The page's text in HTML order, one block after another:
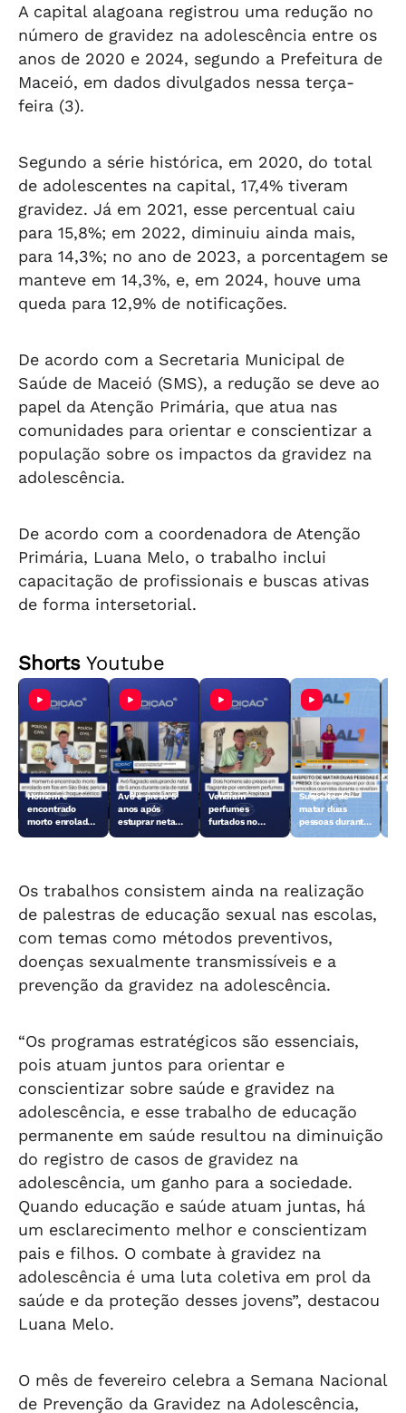
A capital alagoana registrou uma redução no
número de gravidez na adolescência entre os
anos de 2020 e 2024, segundo a Prefeitura de
Maceió, em dados divulgados nessa terça-
feira (3).
Segundo a série histórica, em 2020, do total
de adolescentes na capital, 17,4% tiveram
gravidez. Já em 2021, esse percentual caiu
para 15,8%; em 2022, diminuiu ainda mais,
para 14,3%; no ano de 2023, a porcentagem se
manteve em 14,3%, e, em 2024, houve uma
queda para 12,9% de notificações.
De acordo com a Secretaria Municipal de
Saúde de Maceió (SMS), a redução se deve ao
papel da Atenção Primária, que atua nas
comunidades para orientar e conscientizar a
população sobre os impactos da gravidez na
adolescência.
De acordo com a coordenadora de Atenção
Primária, Luana Melo, o trabalho inclui
capacitação de profissionais e buscas ativas
de forma intersetorial.
ShortsYoutube
Homem é
encontrado
morto enrolado
Avô é preso 5
anos após
estuprar neta
Vendiam
perfumes
furtados no
Suspeito de
matar duas
pessoas durante
Os trabalhos consistem ainda na realização
de palestras de educação sexual nas escolas,
com temas como métodos preventivos,
doenças sexualmente transmissíveis e a
prevenção da gravidez na adolescência.
“Os programas estratégicos são essenciais,
pois atuam juntos para orientar e
conscientizar sobre saúde e gravidez na
adolescência, e esse trabalho de educação
permanente em saúde resultou na diminuição
do registro de casos de gravidez na
adolescência, um ganho para a sociedade.
Quando educação e saúde atuam juntas, há
um esclarecimento melhor e conscientizam
pais e filhos. O combate à gravidez na
adolescência é uma luta coletiva em prol da
saúde e da proteção desses jovens”, destacou
Luana Melo.
O mês de fevereiro celebra a Semana Nacional
de Prevenção da Gravidez na Adolescência,